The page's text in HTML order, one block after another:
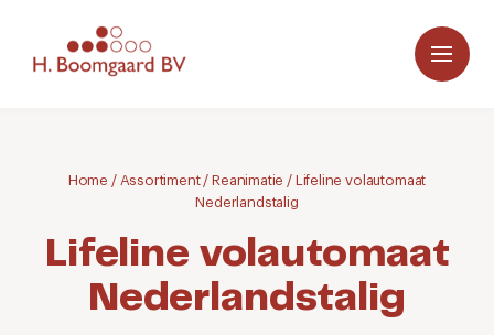
Home / Assortiment/Reanimatie / Lifeline volautomaat
Nederlandstalig
Lifeline volautomaat
Nederlandstalig